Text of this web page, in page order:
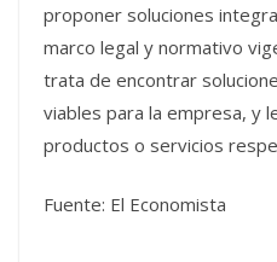
proponer soluciones
marco legal y normativo
trata de encontrar
viables para la empresa, y
productos o servicios
Fuente: El Economista